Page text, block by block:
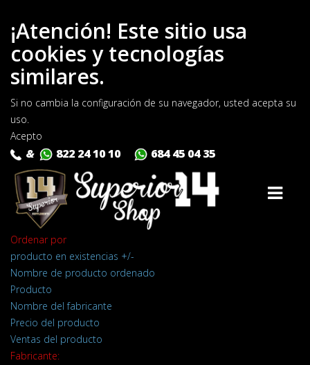
¡Atención! Este sitio usa
cookies y tecnologías
similares.
Si no cambia la configuración de su navegador, usted acepta su
uso.
Acepto
& 822 24 10 10 684 45 04 35
Ordenar por
producto en existencias +/-
Nombre de producto ordenado
Producto
Nombre del fabricante
Precio del producto
Ventas del producto
Fabricante: